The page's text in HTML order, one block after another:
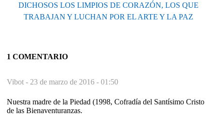
DICHOSOS LOS LIMPIOS DE CORAZÓN, LOS QUE
TRABAJAN Y LUCHAN POR EL ARTE Y LA PAZ
1 COMENTARIO
Vibot - 23 de marzo de 2016 - 01:50
Nuestra madre de la Piedad (1998, Cofradía del Santísimo Cristo
de las Bienaventuranzas.